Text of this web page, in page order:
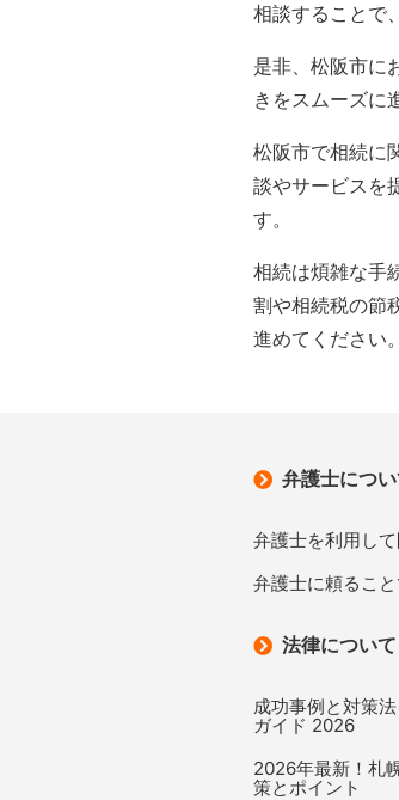
相談することで
是非、松阪市に
きをスムーズに
松阪市で相続に
談やサービスを
す。
相続は煩雑な手
割や相続税の節
進めてください。
弁護士につ
弁護士を利用し
弁護士に頼るこ
法律について
成功事例と対策
ガイド 2026
2026年最新！札
策とポイント